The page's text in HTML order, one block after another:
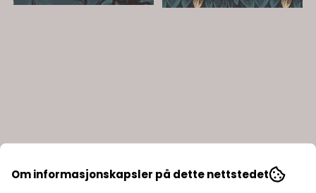
Om informasjonskapsler på dette nettstedet